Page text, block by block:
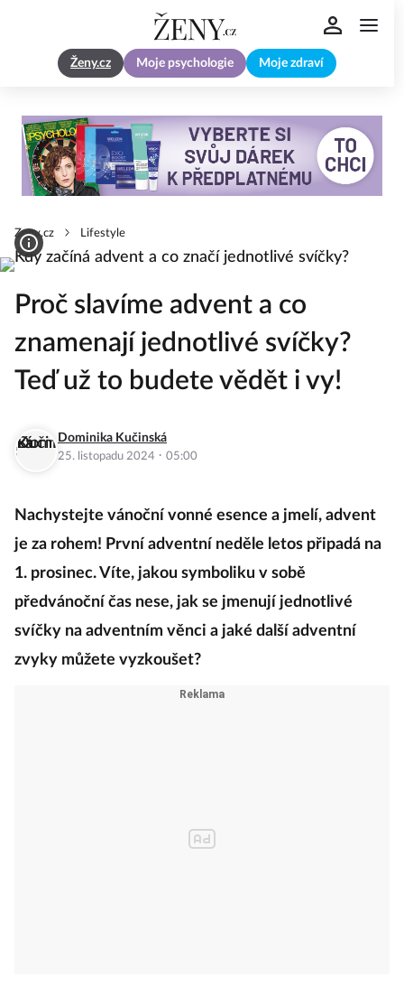
Ženy.cz Moje psychologie Moje zdraví
Zeny.cz Lifestyle
Proč slavíme advent a co
znamenají jednotlivé svíčky?
Teď už to budete vědět i vy!
Dominika Kučinská
25. listopadu 2024 · 05:00
Nachystejte vánoční vonné esence a jmelí, advent
je za rohem! První adventní neděle letos připadá na
1. prosinec. Víte, jakou symboliku v sobě
předvánoční čas nese, jak se jmenují jednotlivé
svíčky na adventním věnci a jaké další adventní
zvyky můžete vyzkoušet?